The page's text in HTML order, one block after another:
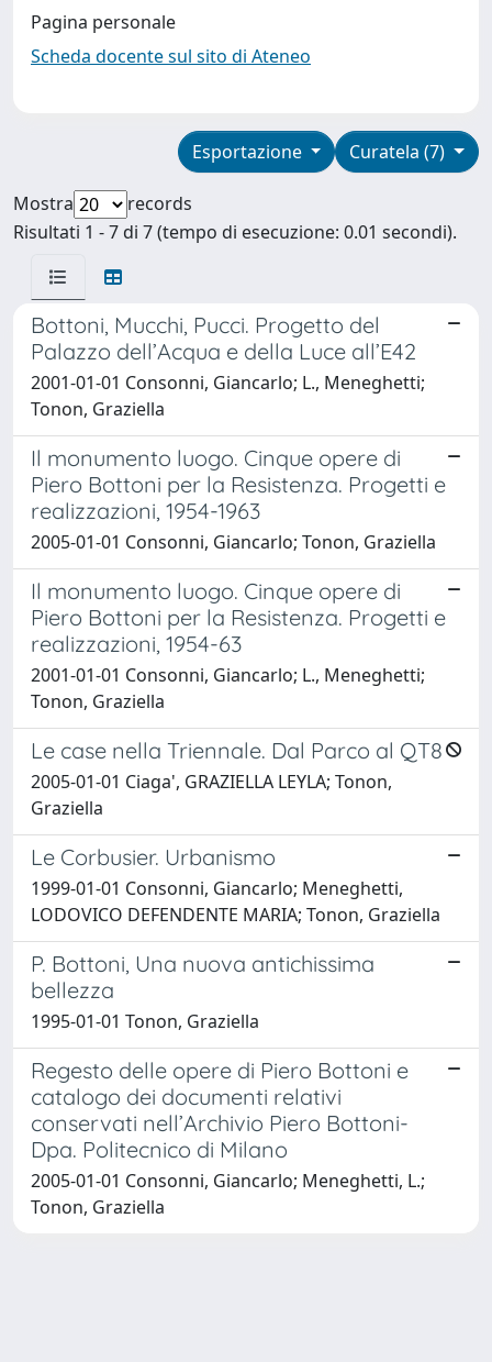
Pagina personale
Scheda docente sul sito di Ateneo
Curatela (7)
Esportazione
Mostra
records
Risultati 1 - 7 di 7 (tempo di esecuzione: 0.01 secondi).
Bottoni, Mucchi, Pucci. Progetto del
Palazzo dell’Acqua e della Luce all’E42
2001-01-01 Consonni, Giancarlo; L., Meneghetti;
Tonon, Graziella
Il monumento luogo. Cinque opere di
Piero Bottoni per la Resistenza. Progetti e
realizzazioni, 1954-1963
2005-01-01 Consonni, Giancarlo; Tonon, Graziella
Il monumento luogo. Cinque opere di
Piero Bottoni per la Resistenza. Progetti e
realizzazioni, 1954-63
2001-01-01 Consonni, Giancarlo; L., Meneghetti;
Tonon, Graziella
Le case nella Triennale. Dal Parco al QT8
2005-01-01 Ciaga', GRAZIELLA LEYLA; Tonon,
Graziella
Le Corbusier. Urbanismo
1999-01-01 Consonni, Giancarlo; Meneghetti,
LODOVICO DEFENDENTE MARIA; Tonon, Graziella
P. Bottoni, Una nuova antichissima
bellezza
1995-01-01 Tonon, Graziella
Regesto delle opere di Piero Bottoni e
catalogo dei documenti relativi
conservati nell’Archivio Piero Bottoni-
Dpa. Politecnico di Milano
2005-01-01 Consonni, Giancarlo; Meneghetti, L.;
Tonon, Graziella